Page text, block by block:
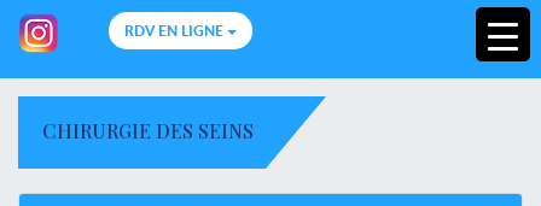
RDV EN LIGNE
CHIRURGIE DES SEINS